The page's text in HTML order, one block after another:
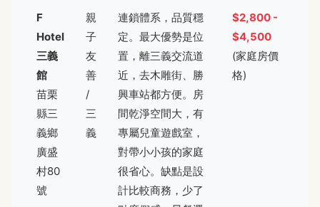
F
Hotel
三義
館
苗栗
縣三
義鄉
廣盛
村80
號
親
子
友
善
/
三
義
連鎖體系，品質穩
定。最大優勢是位
置，離三義交流道
近，去木雕街、勝
興車站都方便。房
間乾淨空間大，有
專屬兒童遊戲室，
對帶小小孩的家庭
很省心。缺點是設
計比較商務，少了
$2,800 -
$4,500
(家庭房價
格)